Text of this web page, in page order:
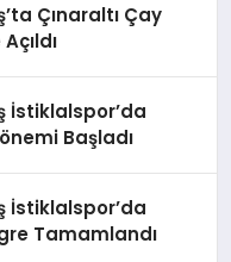
Çınaraltı Çay
İstiklalspor’da
Başladı
İstiklalspor’da
Tamamlandı